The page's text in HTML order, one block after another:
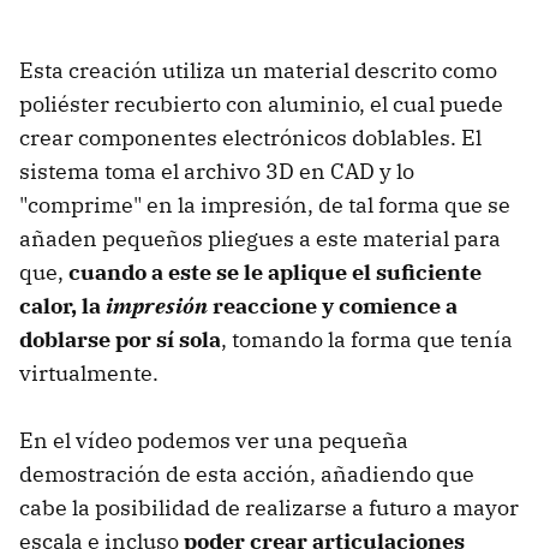
Esta creación utiliza un material descrito como
poliéster recubierto con aluminio, el cual puede
crear componentes electrónicos doblables. El
sistema toma el archivo 3D en CAD y lo
"comprime" en la impresión, de tal forma que se
añaden pequeños pliegues a este material para
que, cuando a este se le aplique el suficiente
calor, laimpresiónreaccione y comience a
doblarse por sí sola, tomando la forma que tenía
virtualmente.
En el vídeo podemos ver una pequeña
demostración de esta acción, añadiendo que
cabe la posibilidad de realizarse a futuro a mayor
escala e inclusopoder crear articulaciones